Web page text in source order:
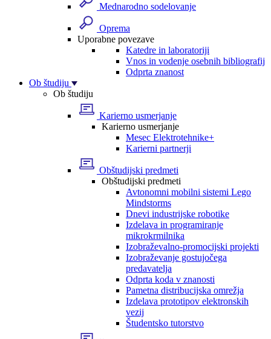
Mednarodno sodelovanje
Oprema
Uporabne povezave
Katedre in laboratoriji
Vnos in vodenje osebnih bibliografij
Odprta znanost
Ob študiju
Ob študiju
Karierno usmerjanje
Karierno usmerjanje
Mesec Elektrotehnike+
Karierni partnerji
Obštudijski predmeti
Obštudijski predmeti
Avtonomni mobilni sistemi Lego
Mindstorms
Dnevi industrijske robotike
Izdelava in programiranje
mikrokrmilnika
Izobraževalno-promocijski projekti
Izobraževanje gostujočega
predavatelja
Odprta koda v znanosti
Pametna distribucijska omrežja
Izdelava prototipov elektronskih
vezij
Študentsko tutorstvo